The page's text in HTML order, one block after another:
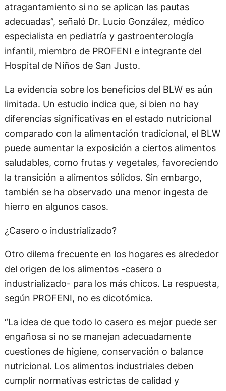
atragantamiento si no se aplican las pautas
adecuadas”, señaló Dr. Lucio González, médico
especialista en pediatría y gastroenterología
infantil, miembro de PROFENI e integrante del
Hospital de Niños de San Justo.
La evidencia sobre los beneficios del BLW es aún
limitada. Un estudio indica que, si bien no hay
diferencias significativas en el estado nutricional
comparado con la alimentación tradicional, el BLW
puede aumentar la exposición a ciertos alimentos
saludables, como frutas y vegetales, favoreciendo
la transición a alimentos sólidos. Sin embargo,
también se ha observado una menor ingesta de
hierro en algunos casos.
¿Casero o industrializado?
Otro dilema frecuente en los hogares es alrededor
del origen de los alimentos -casero o
industrializado- para los más chicos. La respuesta,
según PROFENI, no es dicotómica.
“La idea de que todo lo casero es mejor puede ser
engañosa si no se manejan adecuadamente
cuestiones de higiene, conservación o balance
nutricional. Los alimentos industriales deben
cumplir normativas estrictas de calidad y